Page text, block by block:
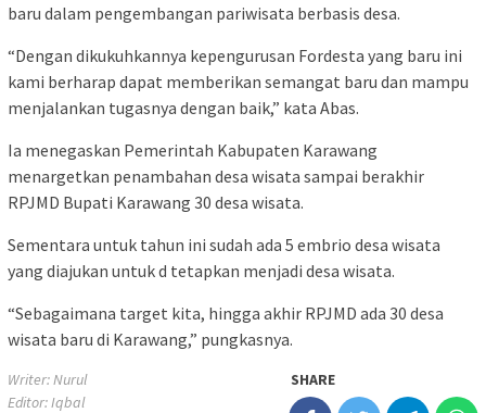
baru dalam pengembangan pariwisata berbasis desa.
“Dengan dikukuhkannya kepengurusan Fordesta yang baru ini
kami berharap dapat memberikan semangat baru dan mampu
menjalankan tugasnya dengan baik,” kata Abas.
Ia menegaskan Pemerintah Kabupaten Karawang
menargetkan penambahan desa wisata sampai berakhir
RPJMD Bupati Karawang 30 desa wisata.
Sementara untuk tahun ini sudah ada 5 embrio desa wisata
yang diajukan untuk d tetapkan menjadi desa wisata.
“Sebagaimana target kita, hingga akhir RPJMD ada 30 desa
wisata baru di Karawang,” pungkasnya.
Writer: Nurul
Editor: Iqbal
SHARE